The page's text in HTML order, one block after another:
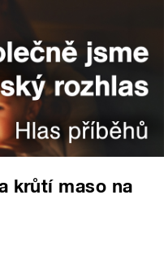
krůtí maso na